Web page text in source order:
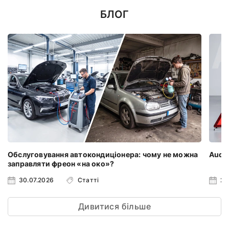
БЛОГ
Обслуговування автокондиціонера: чому не можна
заправляти фреон «на око»?
30.07.2026 Статті
Audi
Дивитися більше